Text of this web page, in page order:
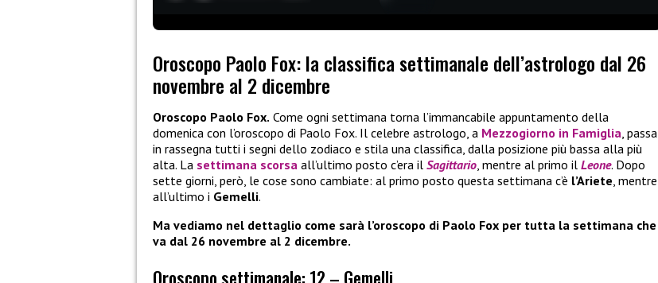
Oroscopo Paolo Fox: la classifica settimanale dell’astrologo dal 26
novembre al 2 dicembre
Oroscopo Paolo Fox. Come ogni settimana torna l’immancabile appuntamento della
domenica con l’oroscopo di Paolo Fox. Il celebre astrologo, a Mezzogiorno in Famiglia, passa
in rassegna tutti i segni dello zodiaco e stila una classifica, dalla posizione più bassa alla più
alta. La settimana scorsa all’ultimo posto c’era il Sagittario, mentre al primo il Leone. Dopo
sette giorni, però, le cose sono cambiate: al primo posto questa settimana c’è l’Ariete, mentre
all’ultimo i Gemelli.
Ma vediamo nel dettaglio come sarà l’oroscopo di Paolo Fox per tutta la settimana che
va dal 26 novembre al 2 dicembre.
Oroscopo settimanale: 12 – Gemelli